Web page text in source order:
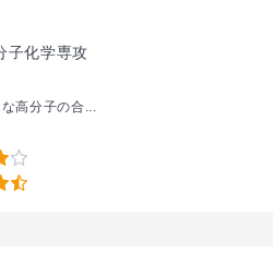
子化学専攻
高分子の合...